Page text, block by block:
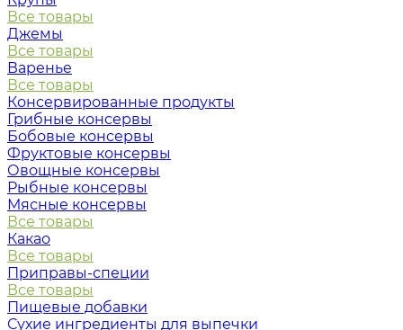
Все товары
Джемы
Все товары
Варенье
Все товары
Консервированные продукты
Грибные консервы
Бобовые консервы
Фруктовые консервы
Овощные консервы
Рыбные консервы
Мясные консервы
Все товары
Какао
Все товары
Приправы-специи
Все товары
Пищевые добавки
Сухие ингредиенты для выпечки